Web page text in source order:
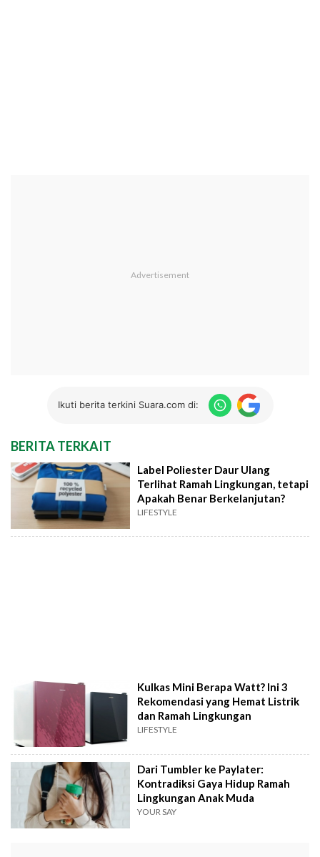
Ikuti berita terkini Suara.com di:
BERITA TERKAIT
Label Poliester Daur Ulang
Terlihat Ramah Lingkungan, tetapi
Apakah Benar Berkelanjutan?
LIFESTYLE
Kulkas Mini Berapa Watt? Ini 3
Rekomendasi yang Hemat Listrik
dan Ramah Lingkungan
LIFESTYLE
Dari Tumbler ke Paylater:
Kontradiksi Gaya Hidup Ramah
Lingkungan Anak Muda
YOUR SAY